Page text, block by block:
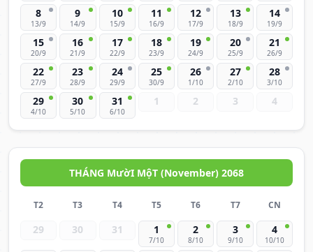
8
13/9
9
14/9
10
15/9
11
16/9
12
17/9
13
18/9
14
19/9
15
20/9
16
21/9
17
22/9
18
23/9
19
24/9
20
25/9
21
26/9
22
27/9
23
28/9
24
29/9
25
30/9
26
1/10
27
2/10
28
3/10
29
4/10
30
5/10
31
6/10
1 2 3 4
THÁNG MườI MộT (November) 2068
T2 T3 T4 T5 T6 T7 CN
29 30 31 1
7/10
2
8/10
3
9/10
4
10/10